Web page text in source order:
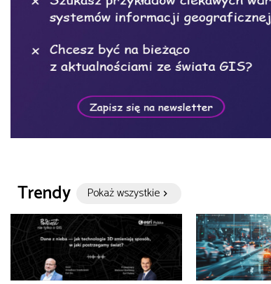
Trendy Pokaż wszystkie